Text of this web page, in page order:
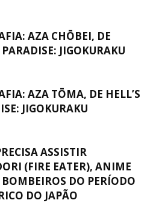
AZA CHŌBEI, DE
PARADISE: JIGOKURAKU
AZA TŌMA, DE HELL’S
JIGOKURAKU
ASSISTIR
(FIRE EATER), ANIME
BOMBEIROS DO PERÍODO
DO JAPÃO